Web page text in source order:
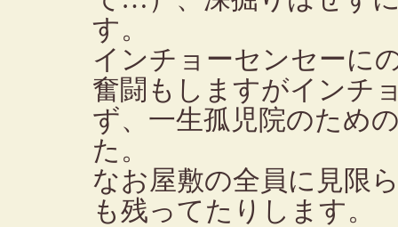
す。
インチョーセンセーに
奮闘もしますがインチ
ず、一生孤児院のため
た。
なお屋敷の全員に見限
も残ってたりします。